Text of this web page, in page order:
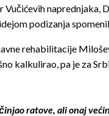
podizanja
rehabilitacije
kalkulirao, pa je za
ratove, ali onaj